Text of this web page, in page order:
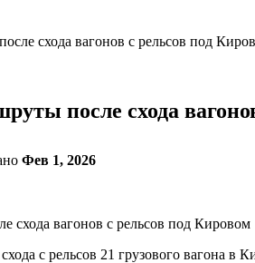
схода вагонов с рельсов под
после схода
Фев 1, 2026
с рельсов 21 грузового вагона